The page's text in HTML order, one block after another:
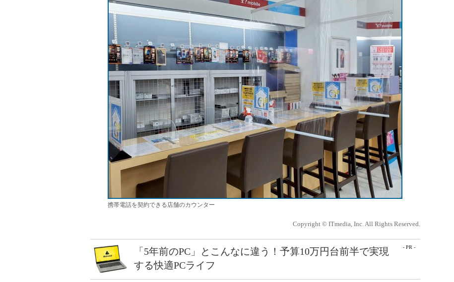
携帯電話を契約できる店舗のカウンター
Copyright © ITmedia, Inc. All Rights Reserved.
- PR -
「5年前のPC」とこんなに違う！予算10万円台前半で実現
する快適PCライフ